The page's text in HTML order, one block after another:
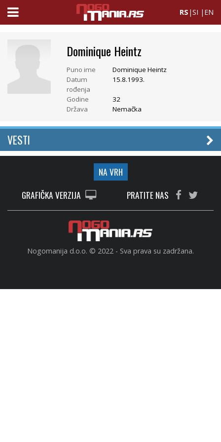
RS |SI | EN
Dominique Heintz
Puno ime
Dominique Heintz
Datum
rođenja
15.8.1993.
Godine
32
Država
Nemačka
VESTI
NA VRH
GRAFIČKA VERZIJA
PRATITE NAS
Nogomanija d.o.o. © 2022 - Sva prava su zadržana.